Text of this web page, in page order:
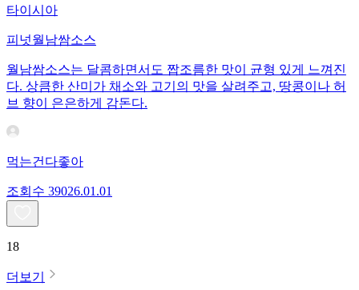
타이시아
피넛월남쌈소스
월남쌈소스는 달콤하면서도 짭조름한 맛이 균형 있게 느껴진
다. 상큼한 산미가 채소와 고기의 맛을 살려주고, 땅콩이나 허
브 향이 은은하게 감돈다.
먹는건다좋아
조회수 39026.01.01
18
더보기